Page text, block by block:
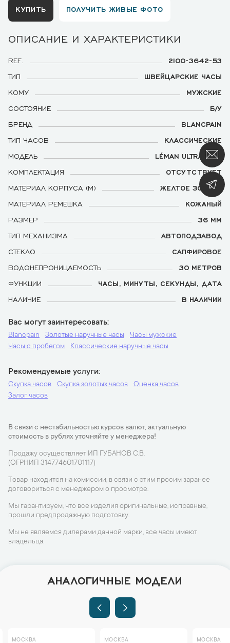
КУПИТЬ ПОЛУЧИТЬ ЖИВЫЕ ФОТО
ОПИСАНИЕ И ХАРАКТЕРИСТИКИ
REF.
2100-3642-53
ТИП
ШВЕЙЦАРСКИЕ ЧАСЫ
КОМУ
МУЖСКИЕ
СОСТОЯНИЕ
Б/У
БРЕНД
BLANCPAIN
ТИП ЧАСОВ
КЛАССИЧЕСКИЕ
МОДЕЛЬ
LÉMAN ULTRA SLIM
КОМПЛЕКТАЦИЯ
ОТСУТСТВУЕТ
МАТЕРИАЛ КОРПУСА (М)
ЖЕЛТОЕ ЗОЛОТО
МАТЕРИАЛ РЕМЕШКА
КОЖАНЫЙ
РАЗМЕР
36 ММ
ТИП МЕХАНИЗМА
АВТОПОДЗАВОД
СТЕКЛО
САПФИРОВОЕ
ВОДОНЕПРОНИЦАЕМОСТЬ
30 МЕТРОВ
ФУНКЦИИ
ЧАСЫ, МИНУТЫ, СЕКУНДЫ, ДАТА
НАЛИЧИЕ
В НАЛИЧИИ
Вас могут заинтересовать
Blancpain Золотые наручные часы
Часы мужские
Часы с пробегом
Классические наручные часы
Рекомендуемые услуги
Скупка часов Скупка золотых часов
Оценка часов
Залог часов
В связи с нестабильностью курсов валют, актуальную
стоимость в рублях уточняйте у менеджера!
Продажу осуществляет ИП ГУБАНОВ С.В.
(ОГРНИП 314774601701117)
Товар находится на комиссии, в связи с этим просим заранее
договориться с менеджером о просмотре.
Мы гарантируем, что все изделия оригинальные, исправные,
прошли предпродажную подготовку.
Мы не являемся дилерами данной марки, все часы имеют
владельца.
АНАЛОГИЧНЫЕ МОДЕЛИ
МОСКВА МОСКВА МОСКВА